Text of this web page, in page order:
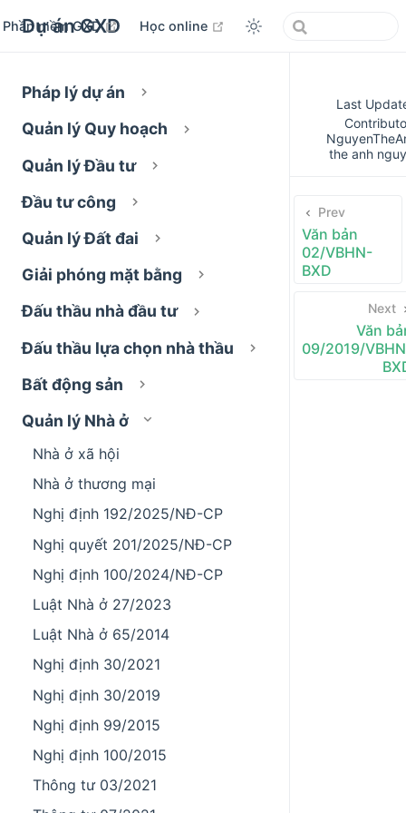
Dự án GXD
Phần mềm GXD open in new window
Học online open in new window
Pháp lý dự án
Quản lý Quy hoạch
Quản lý Đầu tư
Đầu tư công
Quản lý Đất đai
Giải phóng mặt bằng
Đấu thầu nhà đầu tư
Đấu thầu lựa chọn nhà thầu
Bất động sản
Quản lý Nhà ở
Nhà ở xã hội
Nhà ở thương mại
Nghị định 192/2025/NĐ-CP
Nghị quyết 201/2025/NĐ-CP
Nghị định 100/2024/NĐ-CP
Luật Nhà ở 27/2023
Luật Nhà ở 65/2014
Nghị định 30/2021
Nghị định 30/2019
Nghị định 99/2015
Nghị định 100/2015
Thông tư 03/2021
Last
the anh
Prev
Văn bản
02/VBHN-
BXD
Next
Văn
09/2019/